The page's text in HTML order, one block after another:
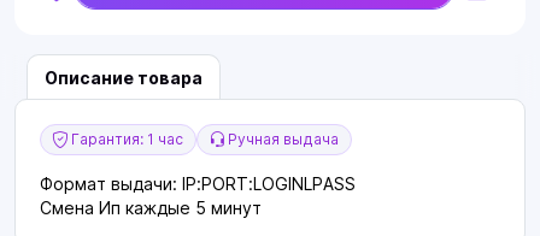
Описание товара
Гарантия: 1 час Ручная выдача
Формат выдачи: IP:PORT:LOGINLPASS
Смена Ип каждые 5 минут